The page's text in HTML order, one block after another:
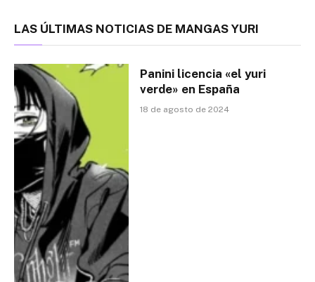
LAS ÚLTIMAS NOTICIAS DE MANGAS YURI
Panini licencia «el yuri
verde» en España
18 de agosto de 2024